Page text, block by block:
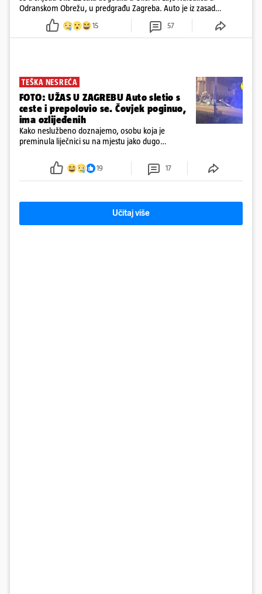
Odranskom Obrežu, u predgrađu Zagreba. Auto je iz zasad
neutvrđenih razloga sletio s kolnika, a od siline udara vozilo se
prepolovilo.
15 57
TEŠKA NESREĆA
FOTO: UŽAS U ZAGREBU Auto sletio s
ceste i prepolovio se. Čovjek poginuo,
ima ozlijeđenih
Kako neslužbeno doznajemo, osobu koja je
preminula liječnici su na mjestu jako dugo
19 17
Učitaj više